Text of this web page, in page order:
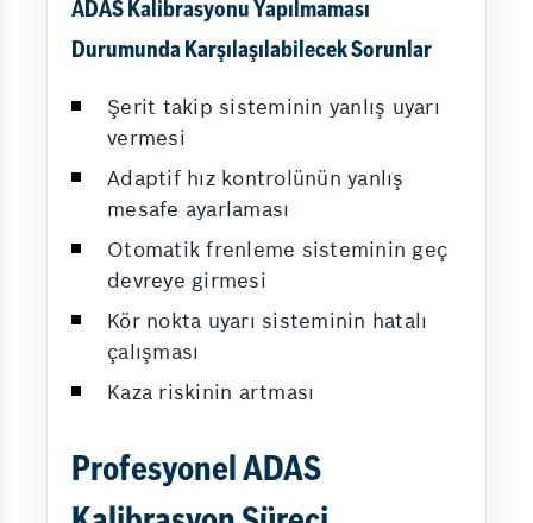
ADAS Kalibrasyonu Yapılmaması
Durumunda Karşılaşılabilecek Sorunlar
Şerit takip sisteminin yanlış uyarı
vermesi
Adaptif hız kontrolünün yanlış
mesafe ayarlaması
Otomatik frenleme sisteminin geç
devreye girmesi
Kör nokta uyarı sisteminin hatalı
çalışması
Kaza riskinin artması
Profesyonel ADAS